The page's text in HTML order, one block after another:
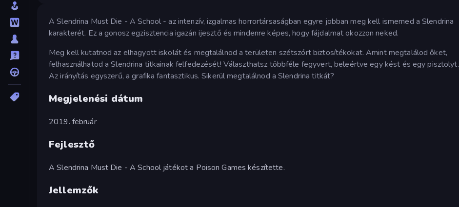
A Slendrina Must Die - A School - az intenzív, izgalmas horrortársaságban egyre jobban meg kell ismerned a Slendrina
karakterét. Ez a gonosz egzisztencia igazán ijesztő és mindenre képes, hogy fájdalmat okozzon neked.
Meg kell kutatnod az elhagyott iskolát és megtalálnod a területen szétszórt biztosítékokat. Amint megtalálod őket,
felhasználhatod a Slendrina titkainak felfedezését! Választhatsz többféle fegyvert, beleértve egy kést és egy pisztolyt.
Az irányítás egyszerű, a grafika fantasztikus. Sikerül megtalálnod a Slendrina titkát?
Megjelenési dátum
2019. február
Fejlesztő
A Slendrina Must Die - A School játékot a Poison Games készítette.
Jellemzők